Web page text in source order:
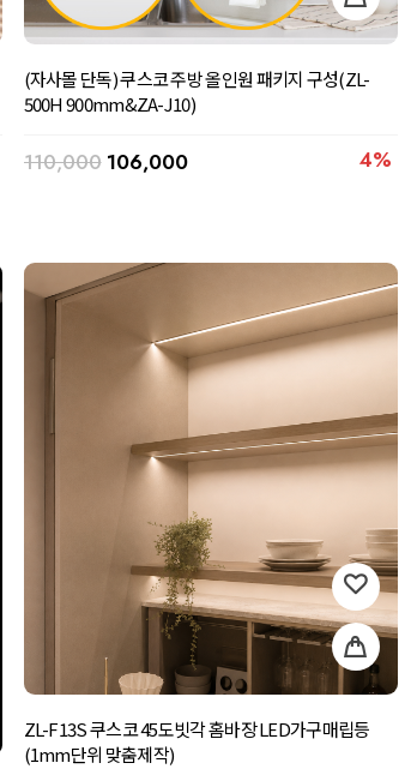
(자사몰 단독) 쿠스코 주방 올인원 패키지 구성(ZL-
500H 900mm&ZA-J10)
110,000 106,000 4%
ZL-F13S 쿠스코 45도빗각 홈바장 LED가구매립등
(1mm단위 맞춤제작)